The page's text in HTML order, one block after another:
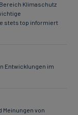
Klimaschutz
stets top informiert
Entwicklungen im
Meinungen von